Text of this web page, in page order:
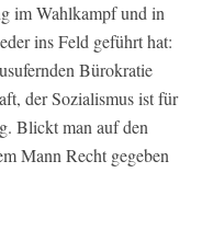
im Wahlkampf und in
ins Feld geführt hat:
Bürokratie
der Sozialismus ist für
Blickt man auf den
Mann Recht gegeben